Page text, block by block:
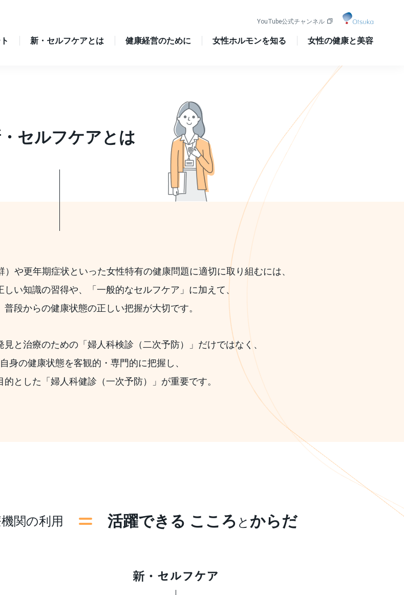
YouTube公式チャンネル
新・セルフケアとは 健康経営のために 女性ホルモンを知る 女性の健康と美容
セルフケアとは
や更年期症状といった女性特有の健康問題に適切に取り組むには、
しい知識の習得や、「一般的なセルフケア」に加えて、
普段からの健康状態の正しい把握が大切です。
と治療のための「婦人科検診（二次予防）」だけではなく、
身の健康状態を客観的・専門的に把握し、
とした「婦人科健診（一次予防）」が重要です。
関の利用 活躍できる こころ と からだ